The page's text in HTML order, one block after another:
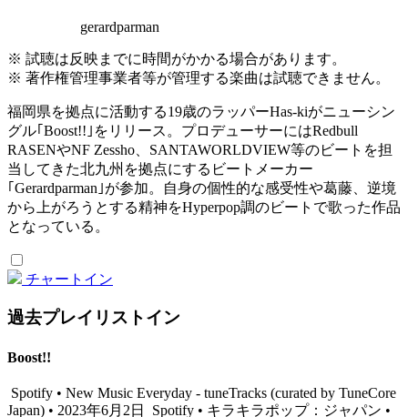
gerardparman
※ 試聴は反映までに時間がかかる場合があります。
※ 著作権管理事業者等が管理する楽曲は試聴できません。
福岡県を拠点に活動する19歳のラッパーHas-kiがニューシン
グル｢Boost!!｣をリリース。プロデューサーにはRedbull
RASENやNF Zessho、SANTAWORLDVIEW等のビートを担
当してきた北九州を拠点にするビートメーカー
｢Gerardparman｣が参加。自身の個性的な感受性や葛藤、逆境
から上がろうとする精神をHyperpop調のビートで歌った作品
となっている。
チャートイン
過去プレイリストイン
Boost!!
Spotify • New Music Everyday - tuneTracks (curated by TuneCore
Japan) • 2023年6月2日
Spotify • キラキラポップ：ジャパン •